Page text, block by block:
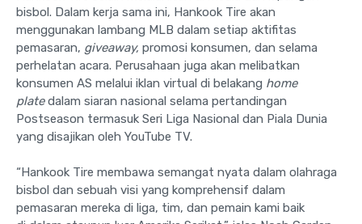
bisbol. Dalam kerja sama ini, Hankook Tire akan
menggunakan lambang MLB dalam setiap aktifitas
pemasaran, giveaway, promosi konsumen, dan selama
perhelatan acara. Perusahaan juga akan melibatkan
konsumen AS melalui iklan virtual di belakang home
platedalam siaran nasional selama pertandingan
Postseason termasuk Seri Liga Nasional dan Piala Dunia
yang disajikan oleh YouTube TV.
“Hankook Tire membawa semangat nyata dalam olahraga
bisbol dan sebuah visi yang komprehensif dalam
pemasaran mereka di liga, tim, dan pemain kami baik